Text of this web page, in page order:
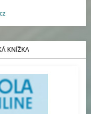
KNÍŽKA